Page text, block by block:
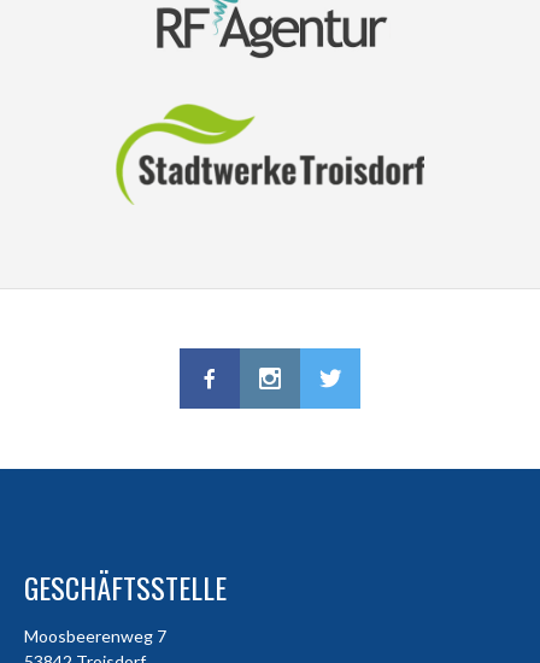
GESCHÄFTSSTELLE
Moosbeerenweg 7